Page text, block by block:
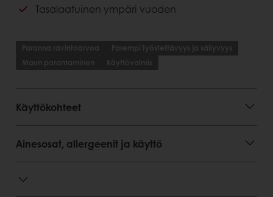
Tasalaatuinen ympäri vuoden
Paranna ravintoarvoa
Parempi työstettävyys ja säilyvyys
Maun parantaminen
Käyttövalmis
Käyttökohteet
Ainesosat, allergeenit ja käyttö